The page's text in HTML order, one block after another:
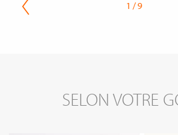
1 / 9
SELON VOTRE